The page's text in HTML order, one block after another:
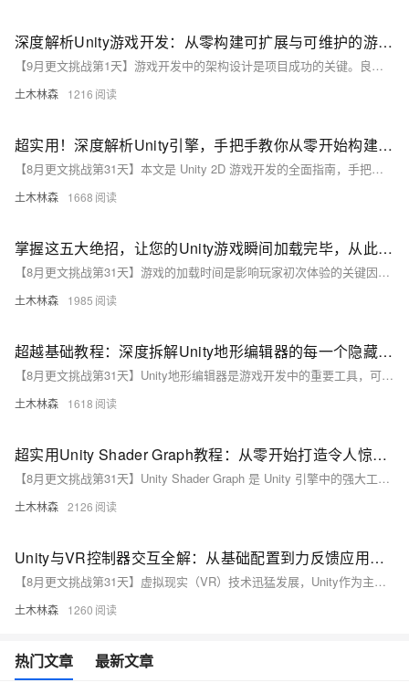
深度解析Unity游戏开发：从零构建可扩展与可维护的游戏架构，让你的游戏项目在模块化设计、脚本对象运用及状态模式处理中焕发新生，实现高效迭代与团队协作的完美平衡之路
【9月更文挑战第1天】游戏开发中的架构设计是项目成功的关键。良好的架构能提升开发效率并确保项目的长期可维护性和可扩展性。在使用Unity引擎时，合理的架构尤为重要。本文探讨了如何在Unity中实现可扩展且易维护的游戏架构，包括模块化设计、使用脚本对象管理数据、应用设计模式（如状态模式）及采用MVC/MVVM架构模式。通过这些方法，可以显著提高开发效率和游戏质量。例如，模块化设计将游戏拆分为独立模块。
土木林森 1216
超实用！深度解析Unity引擎，手把手教你从零开始构建精美的2D平面冒险游戏，涵盖资源导入、角色控制与动画、碰撞检测等核心技巧，打造沉浸式游戏体验完全指南
【8月更文挑战第31天】本文是 Unity 2D 游戏开发的全面指南，手把手教你从零开始构建精美的平面冒险游戏。首先，通过 Unity Hub 创建 2D 项目并导入游戏资源。接着，编写 `PlayerController` 脚本来实现角色移动，并添加动画以增强视觉效果。最后，通过 Collider 2D 组件实现碰撞检测等游戏机制。每一步均展示 Unity 在 2D 游戏开发中的强大功能。
土木林森 1668
掌握这五大绝招，让您的Unity游戏瞬间加载完毕，从此告别漫长等待，大幅提升玩家首次体验的满意度与留存率！
【8月更文挑战第31天】游戏的加载时间是影响玩家初次体验的关键因素，特别是在移动设备上。本文介绍了几种常见的Unity游戏加载优化方法，包括资源的预加载与异步加载、使用AssetBundles管理动态资源、纹理和模型优化、合理利用缓存系统以及脚本优化。通过具体示例代码展示了如何实现异步加载场景，并提出了针对不同资源的优化策略。综合运用这些技术可以显著缩短加载时间，提升玩家满意度。
土木林森 1985
超越基础教程：深度拆解Unity地形编辑器的每一个隐藏角落，让你的游戏世界既浩瀚无垠又细节满满——从新手到高手的全面技巧升级秘籍
【8月更文挑战第31天】Unity地形编辑器是游戏开发中的重要工具，可快速创建复杂多变的游戏环境。本文通过比较不同地形编辑技术，详细介绍如何利用其功能构建广阔且精细的游戏世界，并提供具体示例代码，展示从基础地形绘制到植被与纹理添加的全过程。通过学习这些技巧，开发者能显著提升游戏画面质量和玩家体验。
土木林森 1618
超实用Unity Shader Graph教程：从零开始打造令人惊叹的游戏视觉特效，让你的作品瞬间高大上，附带示例代码与详细步骤解析！
【8月更文挑战第31天】Unity Shader Graph 是 Unity 引擎中的强大工具，通过可视化编程帮助开发者轻松创建复杂且炫酷的视觉效果。本文将指导你使用 Shader Graph 实现三种效果：彩虹色渐变着色器、动态光效和水波纹效果。首先确保安装最新版 Unity 并启用 Shader Graph。创建新材质和着色器图谱后，利用节点库中的预定义节点，在编辑区连接节点定义着色器行为。
土木林森 2126
Unity与VR控制器交互全解：从基础配置到力反馈应用，多角度提升虚拟现实游戏的真实感与沉浸体验大揭秘
【8月更文挑战第31天】虚拟现实（VR）技术迅猛发展，Unity作为主流游戏开发引擎，支持多种VR硬件并提供丰富的API，尤其在VR控制器交互设计上具备高度灵活性。本文详细介绍了如何在Unity中配置VR支持、设置控制器、实现按钮交互及力反馈，结合碰撞检测和物理引擎提升真实感，助力开发者创造沉浸式体验。
土木林森 1260
热门文章 最新文章